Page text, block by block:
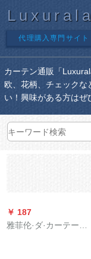
代理購入専門サイト
カーテン通販「
欧、花柄、チェックな
い！興味がある方はぜ
￥ 187
雅菲伦·ダ·カーテーン